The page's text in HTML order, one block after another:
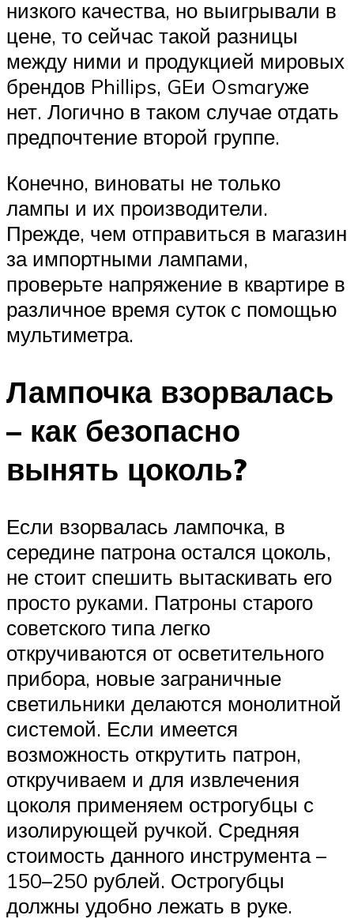
низкого качества, но выигрывали в
цене, то сейчас такой разницы
между ними и продукцией мировых
брендов Phillips, GEи Osmarуже
нет. Логично в таком случае отдать
предпочтение второй группе.
Конечно, виноваты не только
лампы и их производители.
Прежде, чем отправиться в магазин
за импортными лампами,
проверьте напряжение в квартире в
различное время суток с помощью
мультиметра.
Лампочка взорвалась
– как безопасно
вынять цоколь?
Если взорвалась лампочка, в
середине патрона остался цоколь,
не стоит спешить вытаскивать его
просто руками. Патроны старого
советского типа легко
откручиваются от осветительного
прибора, новые заграничные
светильники делаются монолитной
системой. Если имеется
возможность открутить патрон,
откручиваем и для извлечения
цоколя применяем острогубцы с
изолирующей ручкой. Средняя
стоимость данного инструмента –
150–250 рублей. Острогубцы
должны удобно лежать в руке.